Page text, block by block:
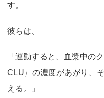
す。
彼らは、
「運動すると、血漿中の
CLU）の濃度があがり、
える。」